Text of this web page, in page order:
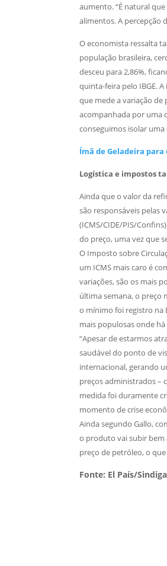
aumento. “É natural
alimentos. A percepção
O economista ressalta
população brasileira,
desceu para 2,86%,
quinta-feira pelo IBGE.
que mede a variação
acompanhada por uma
conseguimos isolar
Ímã de Geladeira
Logística e impostos
Ainda que o valor da
são responsáveis pelas
(ICMS/CIDE/PIS/
do preço, uma vez que
O Imposto sobre
um ICMS mais caro é
variações, são os mais
última semana, o preço
o mínimo foi registro na
mais populosas onde
“Apesar de estarmos
saudável do ponto de
internacional, gerando
preços administrados –
medida foi duramente
momento de crise
Ainda segundo Gallo,
o produto vai subir bem
preço de petróleo, o
Fonte: El País/